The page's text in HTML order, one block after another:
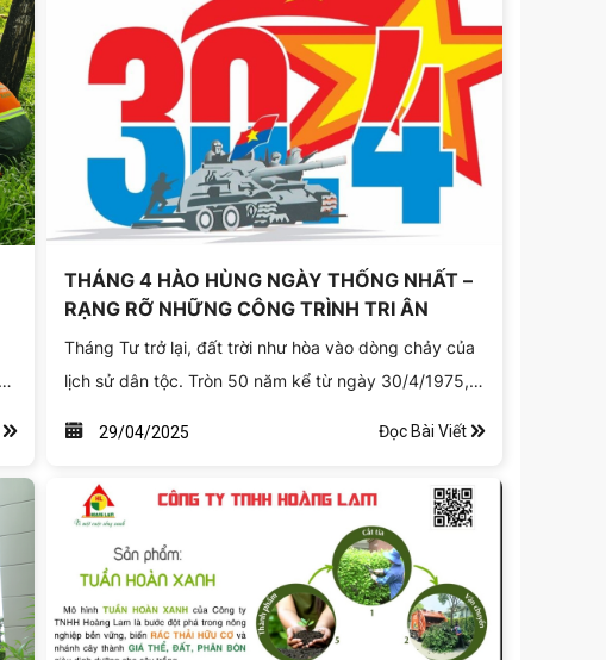
THÁNG 4 HÀO HÙNG NGÀY THỐNG NHẤT –
RẠNG RỠ NHỮNG CÔNG TRÌNH TRI ÂN
Tháng Tư trở lại, đất trời như hòa vào dòng chảy của
lịch sử dân tộc. Tròn 50 năm kể từ ngày 30/4/1975,
khắc hào hùng, linh thiêng – ngày mà đất nước vĩnh
viễn sạch bóng ngoại xâm, non sông liền một dải.
29/04/2025 Đọc Bài Viết